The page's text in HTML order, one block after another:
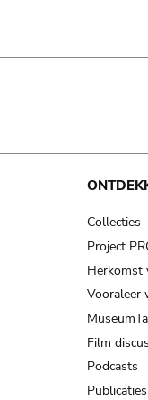
Collecties
Project
Herkomst
Vooraleer
Film
Podcasts
Publicaties